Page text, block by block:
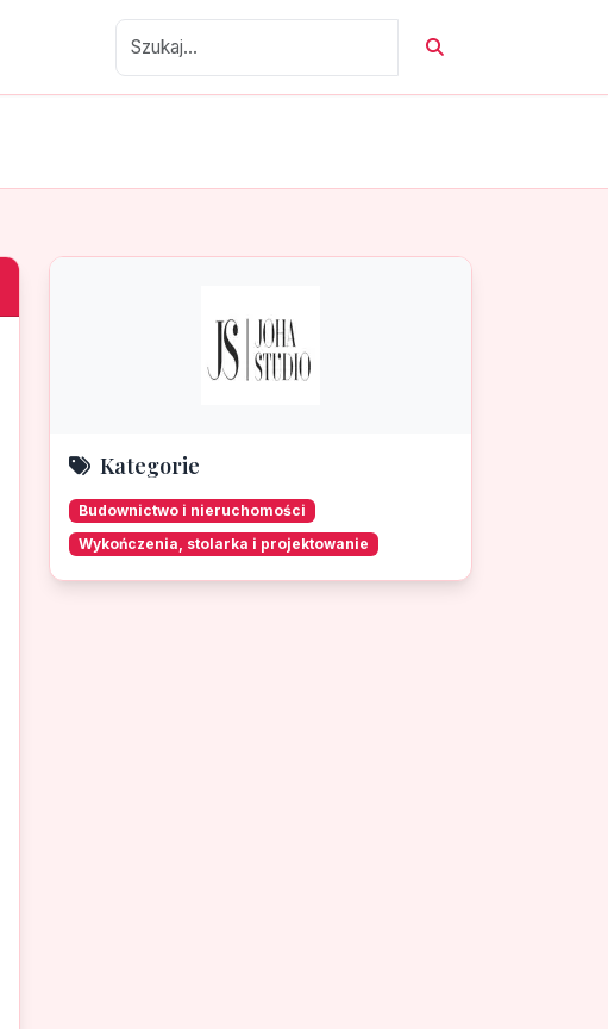
Kategorie
Budownictwo i nieruchomości
Wykończenia, stolarka i projektowanie